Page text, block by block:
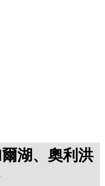
湖、奧利洪